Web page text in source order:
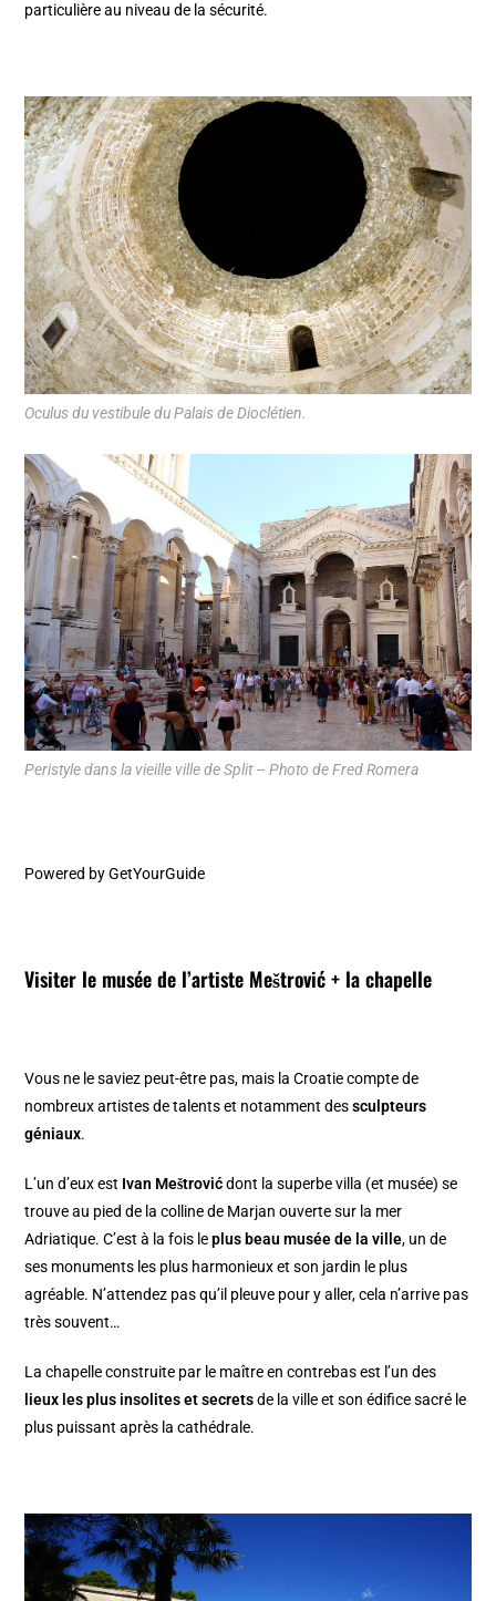
particulière au niveau de la sécurité.
Oculus du vestibule du Palais de Dioclétien.
Peristyle dans la vieille ville de Split – Photo de Fred Romera
Powered byGetYourGuide
Visiter le musée de l’artiste Meštrović+ la chapelle
Vous ne le saviez peut-être pas, mais la Croatie compte de
nombreux artistes de talents et notamment dessculpteurs
géniaux.
L’un d’eux est Ivan Meštrovićdont la superbe villa (et musée) se
trouve au pied de la colline de Marjan ouverte sur la mer
Adriatique. C’est à la fois leplus beau musée de la ville, un de
ses monuments les plus harmonieux et son jardin le plus
agréable. N’attendez pas qu’il pleuve pour y aller, cela n’arrive pas
très souvent…
La chapelle construite par le maître en contrebas est l’un des
lieux les plus insolites et secretsde la ville et son édifice sacré le
plus puissant après la cathédrale.